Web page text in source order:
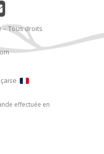
– Tous droits
effectuée en